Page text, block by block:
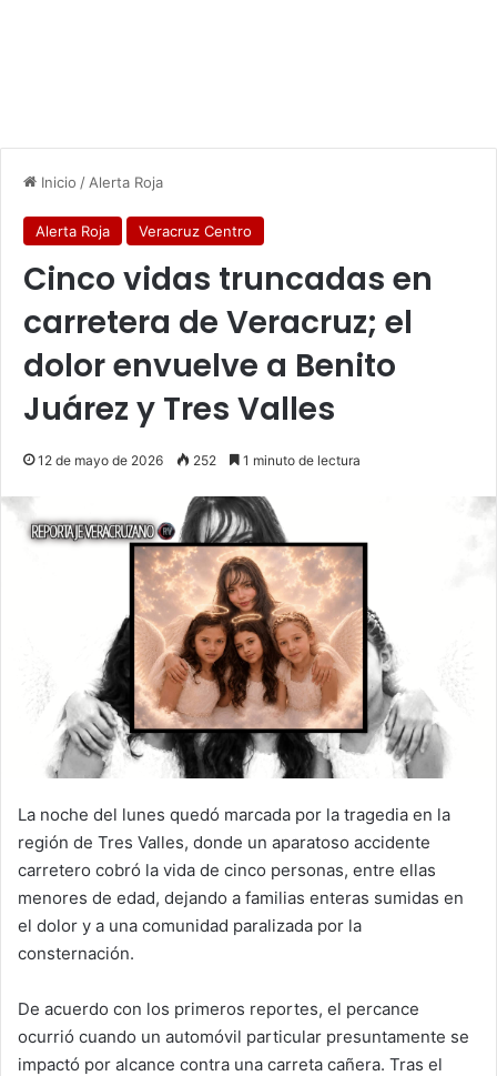
Inicio / Alerta Roja
Alerta Roja Veracruz Centro
Cinco vidas truncadas en
carretera de Veracruz; el
dolor envuelve a Benito
Juárez y Tres Valles
12 de mayo de 2026 252 1 minuto de lectura
La noche del lunes quedó marcada por la tragedia en la
región de Tres Valles, donde un aparatoso accidente
carretero cobró la vida de cinco personas, entre ellas
menores de edad, dejando a familias enteras sumidas en
el dolor y a una comunidad paralizada por la
consternación.
De acuerdo con los primeros reportes, el percance
ocurrió cuando un automóvil particular presuntamente se
impactó por alcance contra una carreta cañera. Tras el